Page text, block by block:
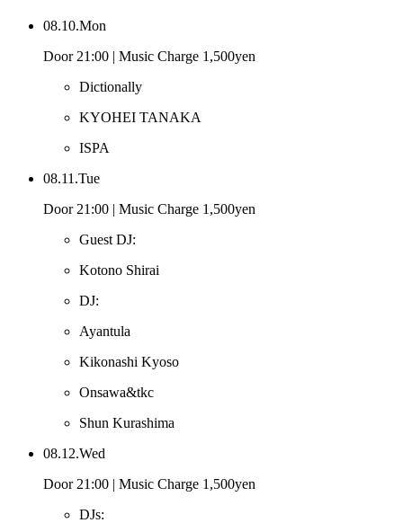
08.10.Mon
Door 21:00 | Music Charge 1,500yen
Dictionally
KYOHEI TANAKA
ISPA
08.11.Tue
Door 21:00 | Music Charge 1,500yen
Guest DJ:
Kotono Shirai
DJ:
Ayantula
Kikonashi Kyoso
Onsawa&tkc
Shun Kurashima
08.12.Wed
Door 21:00 | Music Charge 1,500yen
DJs: